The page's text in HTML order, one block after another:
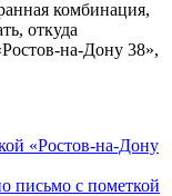
комбинация,
откуда
на-Дону 38»,
«Ростов-на-Дону
письмо с пометкой